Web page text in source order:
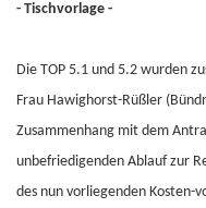
- Tischvorlage -
Die TOP 5.1 und 5.2 wurden
Frau Hawighorst-Rüßler
Zusammenhang mit dem
unbefriedigenden Ablauf zur
des nun vorliegenden Kosten-